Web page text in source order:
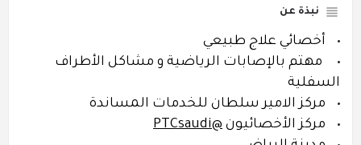
نبذة عن
أخصائي علاج طبيعي
مهتم بالإصابات الرياضية و مشاكل الأطراف
السفلية
مركز الامير سلطان للخدمات المساندة
مركز الأخصائيون @PTCsaudi